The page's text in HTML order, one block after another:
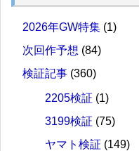
2026年GW特集 (1)
次回作予想 (84)
検証記事 (360)
2205検証 (1)
3199検証 (75)
ヤマト検証 (149)